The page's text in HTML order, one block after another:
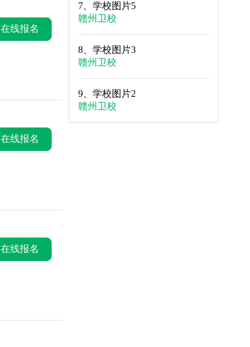
在线报名
在线报名
在线报名
7、 学校图片5
赣州卫校
8、 学校图片3
赣州卫校
9、 学校图片2
赣州卫校